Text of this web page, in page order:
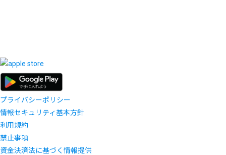
プライバシーポリシー
情報セキュリティ基本方針
利用規約
禁止事項
資金決済法に基づく情報提供